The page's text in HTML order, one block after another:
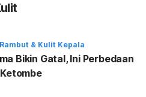
& Kulit Kepala
Bikin Gatal, Ini Perbedaan